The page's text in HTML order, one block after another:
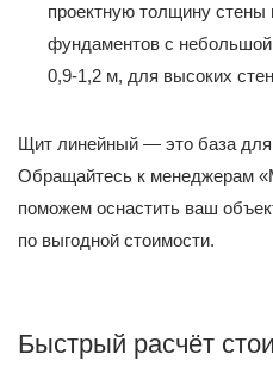
проектную толщину стены
фундаментов с
0,9-1,2 м, для высоких
Щит линейный — это база
Обращайтесь к
поможем оснастить ваш
по выгодной стоимости.
Быстрый расчёт